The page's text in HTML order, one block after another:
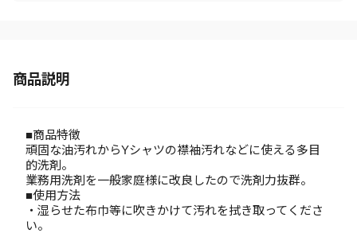
商品説明
■商品特徴
頑固な油汚れからYシャツの襟袖汚れなどに使える多目
的洗剤。
業務用洗剤を一般家庭様に改良したので洗剤力抜群。
■使用方法
・湿らせた布巾等に吹きかけて汚れを拭き取ってくださ
い。